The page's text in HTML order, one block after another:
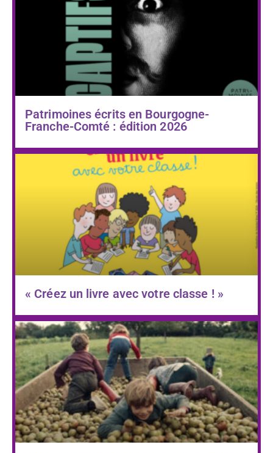
Patrimoines écrits en Bourgogne-
Franche-Comté : édition 2026
« Créez un livre avec votre classe ! »